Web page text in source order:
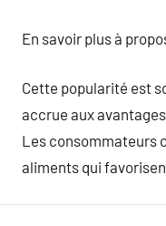
En savoir plus à
Cette popularité est
accrue aux
Les consommateurs
aliments qui